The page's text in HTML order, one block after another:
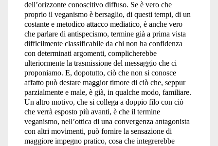
dell’orizzonte conoscitivo diffuso. Se è vero che
proprio il veganismo è bersaglio, di questi tempi, di un
costante e metodico attacco mediatico, è anche vero
che parlare di antispecismo, termine già a prima vista
difficilmente classificabile da chi non ha confidenza
con determinati argomenti, complicherebbe
ulteriormente la trasmissione del messaggio che ci
proponiamo. E, dopotutto, ciò che non si conosce
affatto può destare maggior timore di ciò che, seppur
parzialmente e male, è già, in qualche modo, familiare.
Un altro motivo, che si collega a doppio filo con ciò
che verrà esposto più avanti, è che il termine
veganismo, nell’ottica di una convergenza antagonista
con altri movimenti, può fornire la sensazione di
maggiore impegno pratico, cosa che integrerebbe